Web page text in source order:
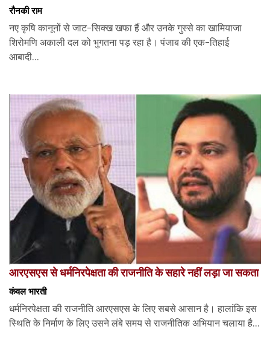
रौनकी राम
नए कृषि कानूनों से जाट-सिक्ख खफा हैं और उनके गुस्से का खामियाजा
शिरोमणि अकाली दल को भुगतना पड़ रहा है। पंजाब की एक-तिहाई
आबादी...
आरएसएस से धर्मनिरपेक्षता की राजनीति के सहारे नहीं लड़ा जा सकता
कंवल भारती
धर्मनिरपेक्षता की राजनीति आरएसएस के लिए सबसे आसान है। हालांकि इस
स्थिति के निर्माण के लिए उसने लंबे समय से राजनीतिक अभियान चलाया है...